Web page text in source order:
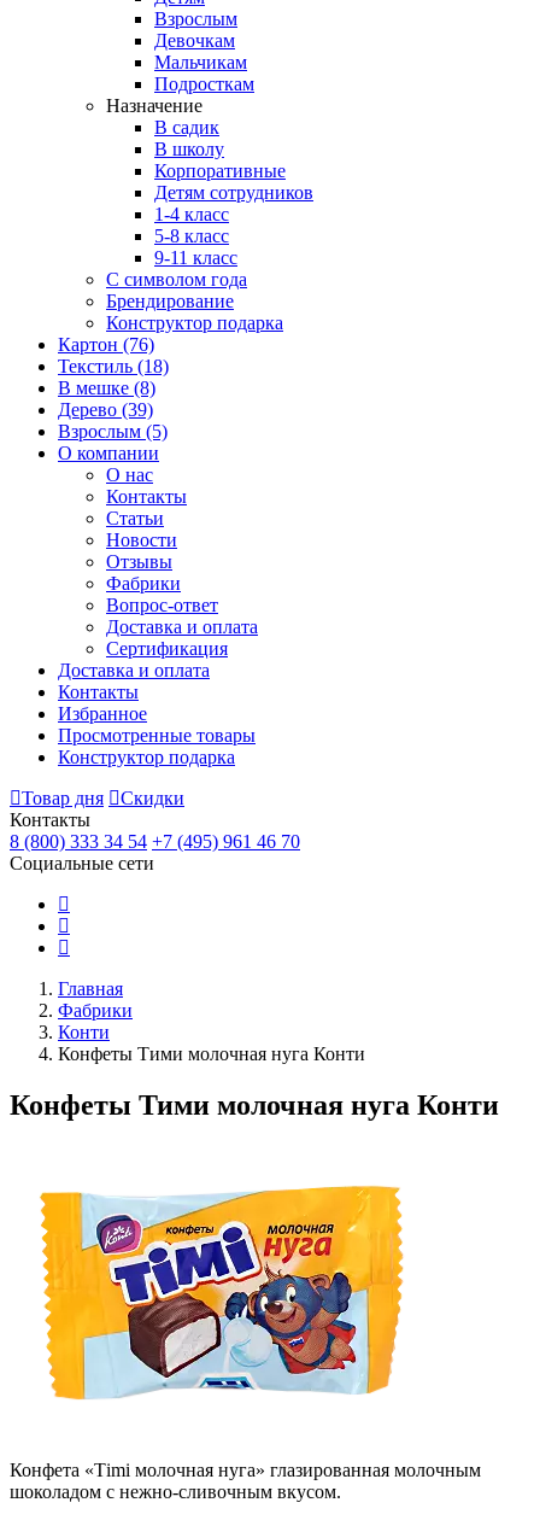
Взрослым
Девочкам
Мальчикам
Подросткам
Назначение
В садик
В школу
Корпоративные
Детям сотрудников
1-4 класс
5-8 класс
9-11 класс
С символом года
Брендирование
Конструктор подарка
Картон (76)
Текстиль (18)
В мешке (8)
Дерево (39)
Взрослым (5)
О компании
О нас
Контакты
Статьи
Новости
Отзывы
Фабрики
Вопрос-ответ
Доставка и оплата
Сертификация
Доставка и оплата
Контакты
Избранное
Просмотренные товары
Конструктор подарка
Товар дня
Скидки
Контакты
8 (800) 333 34 54 +7 (495) 961 46 70
Социальные сети
Главная
Фабрики
Конти
Конфеты Тими молочная нуга Конти
Конфеты Тими молочная нуга Конти
Конфета «Тimi молочная нуга» глазированная молочным
шоколадом с нежно-сливочным вкусом.